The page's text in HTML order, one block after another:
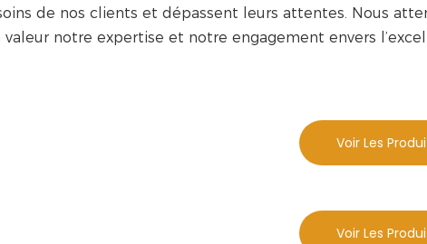
de nos clients et dépassent leurs attentes. Nous
notre expertise et notre engagement envers
Voir Les
Voir Les